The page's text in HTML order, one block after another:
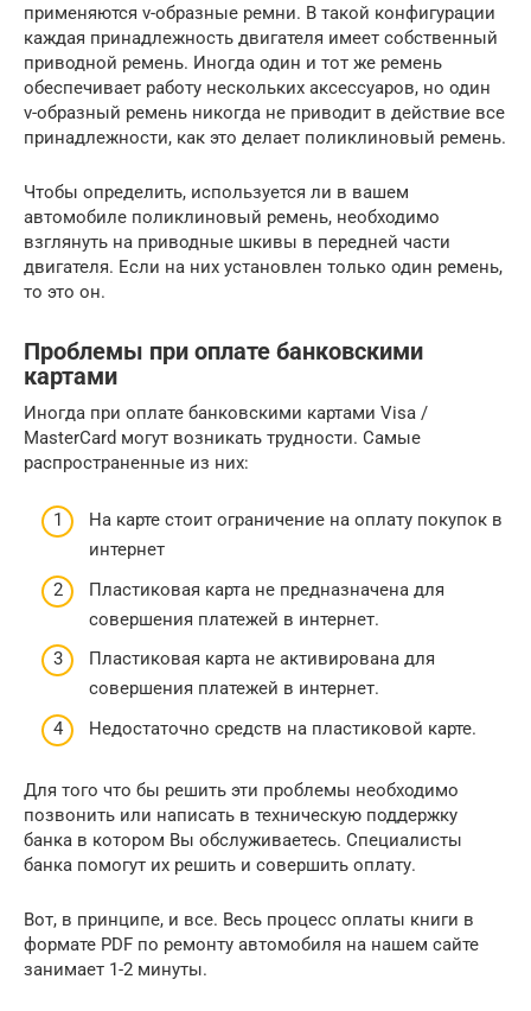
применяются v-образные ремни. В такой конфигурации
каждая принадлежность двигателя имеет собственный
приводной ремень. Иногда один и тот же ремень
обеспечивает работу нескольких аксессуаров, но один
v-образный ремень никогда не приводит в действие все
принадлежности, как это делает поликлиновый ремень.
Чтобы определить, используется ли в вашем
автомобиле поликлиновый ремень, необходимо
взглянуть на приводные шкивы в передней части
двигателя. Если на них установлен только один ремень,
то это он.
Проблемы при оплате банковскими
картами
Иногда при оплате банковскими картами Visa /
MasterCard могут возникать трудности. Самые
распространенные из них:
На карте стоит ограничение на оплату покупок в
интернет
Пластиковая карта не предназначена для
совершения платежей в интернет.
Пластиковая карта не активирована для
совершения платежей в интернет.
Недостаточно средств на пластиковой карте.
Для того что бы решить эти проблемы необходимо
позвонить или написать в техническую поддержку
банка в котором Вы обслуживаетесь. Специалисты
банка помогут их решить и совершить оплату.
Вот, в принципе, и все. Весь процесс оплаты книги в
формате PDF по ремонту автомобиля на нашем сайте
занимает 1-2 минуты.